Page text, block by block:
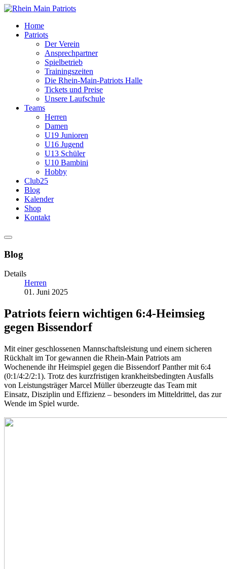
Home
Patriots
Der Verein
Ansprechpartner
Spielbetrieb
Trainingszeiten
Die Rhein-Main-Patriots Halle
Tickets und Preise
Unsere Laufschule
Teams
Herren
Damen
U19 Junioren
U16 Jugend
U13 Schüler
U10 Bambini
Hobby
Club25
Blog
Kalender
Shop
Kontakt
Blog
Details
Herren
01. Juni 2025
Patriots feiern wichtigen 6:4-Heimsieg
gegen Bissendorf
Mit einer geschlossenen Mannschaftsleistung und einem sicheren
Rückhalt im Tor gewannen die Rhein-Main Patriots am
Wochenende ihr Heimspiel gegen die Bissendorf Panther mit 6:4
(0:1/4:2/2:1). Trotz des kurzfristigen krankheitsbedingten Ausfalls
von Leistungsträger Marcel Müller überzeugte das Team mit
Einsatz, Disziplin und Effizienz – besonders im Mitteldrittel, das zur
Wende im Spiel wurde.